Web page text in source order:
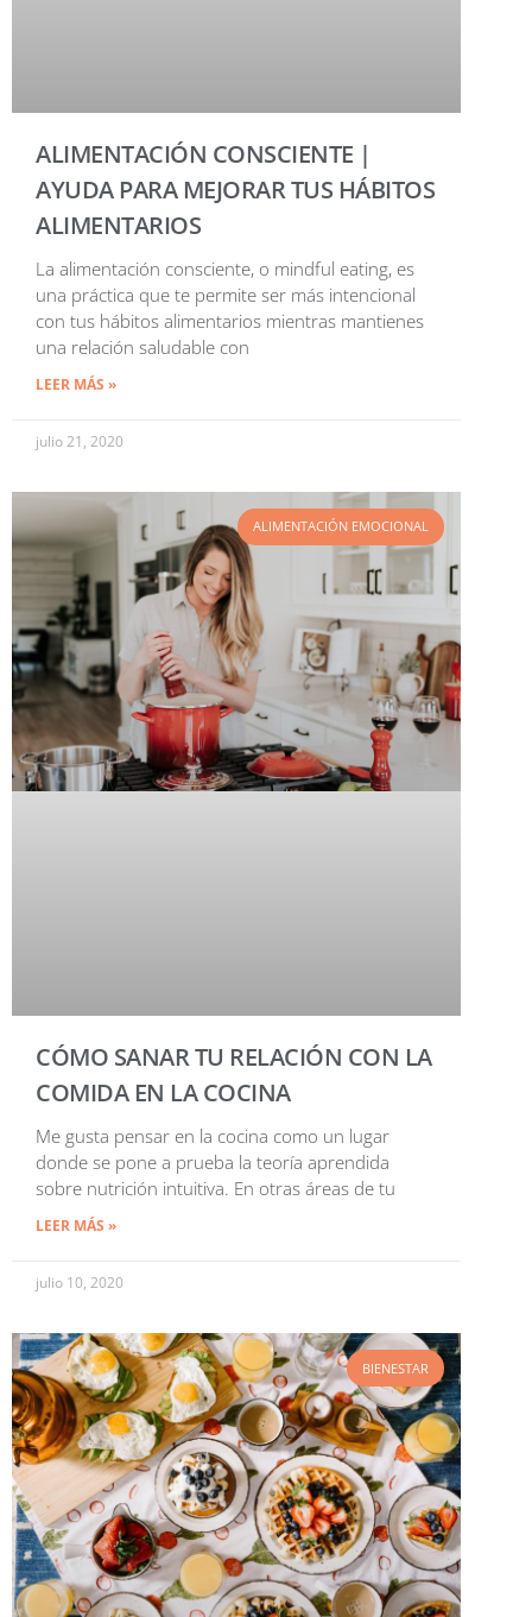
ALIMENTACIÓN CONSCIENTE |
AYUDA PARA MEJORAR TUS HÁBITOS
ALIMENTARIOS
La alimentación consciente, o mindful eating, es
una práctica que te permite ser más intencional
con tus hábitos alimentarios mientras mantienes
una relación saludable con
LEER MÁS »
julio 21, 2020
ALIMENTACIÓN EMOCIONAL
CÓMO SANAR TU RELACIÓN CON LA
COMIDA EN LA COCINA
Me gusta pensar en la cocina como un lugar
donde se pone a prueba la teoría aprendida
sobre nutrición intuitiva. En otras áreas de tu
LEER MÁS »
julio 10, 2020
BIENESTAR